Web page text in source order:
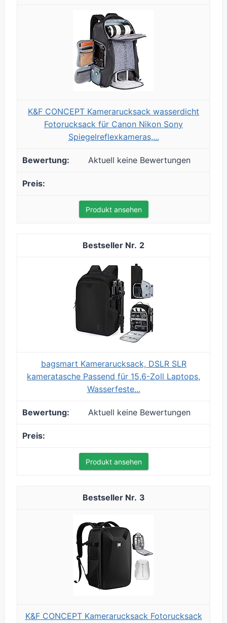
K&F CONCEPT Kamerarucksack wasserdicht
Fotorucksack für Canon Nikon Sony
Spiegelreflexkameras,...
Aktuell keine Bewertungen
Produkt ansehen
2
bagsmart Kamerarucksack, DSLR SLR
kameratasche Passend für 15,6-Zoll Laptops,
Wasserfeste...
Aktuell keine Bewertungen
Produkt ansehen
3
K&F CONCEPT Kamerarucksack Fotorucksack